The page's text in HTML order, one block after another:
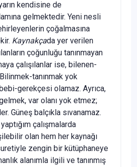
kendisine de
gelmektedir. Yeni nesli
çoğalmasına
Kaynakçada yer verilen
çoğunluğu tanınmayan
çalışılanlar ise, bilenen-
tanınmak yok
gerekçesi olamaz. Ayrıca,
var olanı yok etmez;
Güneş balçıkla sıvanamaz.
çalışmalarda
olan hem her kaynağı
zengin bir kütüphaneye
alanımla ilgili ve tanınmış